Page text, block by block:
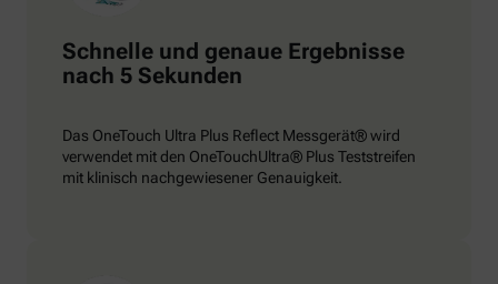
Schnelle und genaue Ergebnisse
nach 5 Sekunden
Das OneTouch Ultra Plus Reflect Messgerät® wird
verwendet mit den OneTouchUltra® Plus Teststreifen
mit klinisch nachgewiesener Genauigkeit.